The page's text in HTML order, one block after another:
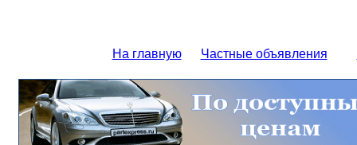
На главную Частные объявления